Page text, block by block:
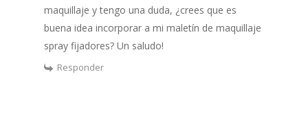
maquillaje y tengo una duda, ¿crees que es
buena idea incorporar a mi maletín de maquillaje
spray fijadores? Un saludo!
Responder